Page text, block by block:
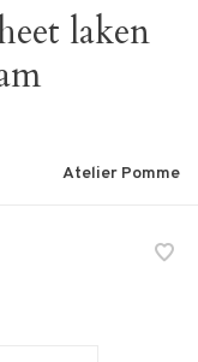
laken
Atelier Pomme